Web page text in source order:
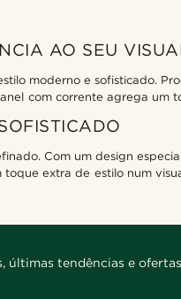
AO SEU
moderno e sofisticado.
com corrente agrega um
Com um design
extra de estilo num
últimas tendências e